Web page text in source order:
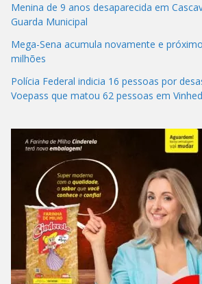
Menina de 9 anos desaparecida em
Guarda Municipal
Mega-Sena acumula novamente e
milhões
Polícia Federal indicia 16 pessoas por
Voepass que matou 62 pessoas em